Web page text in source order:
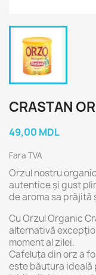
CRASTAN
49,00 MDL
Fara TVA
Orzul nostru
autentice și gust
de aroma sa prăjită
Cu Orzul Organic
alternativă
moment al zilei.
Cafeluța din orz a
este băutura